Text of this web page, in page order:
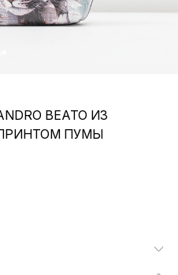
BEATO ИЗ
ПУМЫ